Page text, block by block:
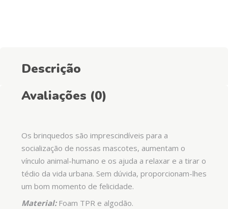
Descrição
Avaliações (0)
Os brinquedos são imprescindíveis para a
socialização de nossas mascotes, aumentam o
vínculo animal-humano e os ajuda a relaxar e a tirar o
tédio da vida urbana. Sem dúvida, proporcionam-lhes
um bom momento de felicidade.
Material:Foam TPR e algodão.